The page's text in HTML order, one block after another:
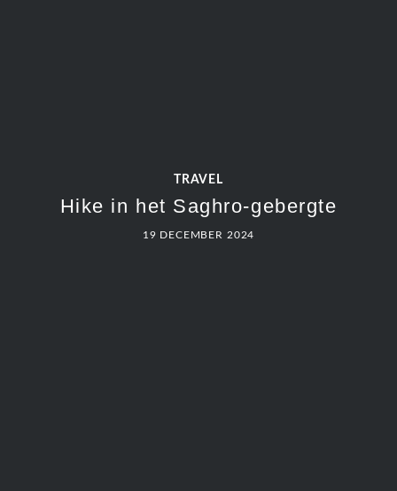
TRAVEL
Hike in het Saghro-gebergte
19 DECEMBER 2024